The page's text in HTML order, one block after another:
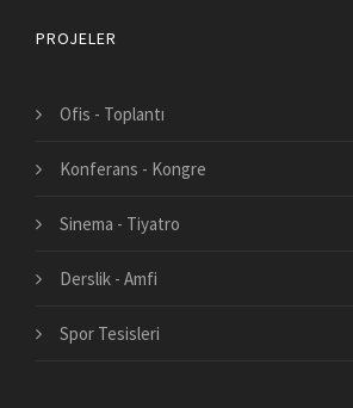
PROJELER
Ofis - Toplantı
Konferans - Kongre
Sinema - Tiyatro
Derslik - Amfi
Spor Tesisleri